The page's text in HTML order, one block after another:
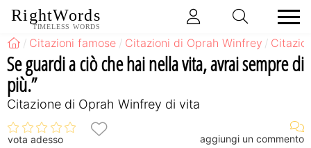
RightWords
TIMELESS WORDS
Citazioni famose Citazioni di Oprah Winfrey
Se guardi a ciò che hai nella vita, avrai sempre di
più.”
Citazione di Oprah Winfrey di vita
vota adesso aggiungi un commento